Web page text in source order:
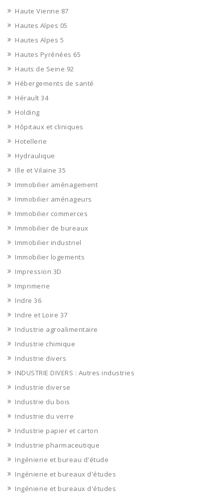
Haute Vienne 87
Hautes Alpes 05
Hautes Alpes 5
Hautes Pyrénées 65
Hauts de Seine 92
Hébergements de santé
Hérault 34
Holding
Hôpitaux et cliniques
Hotellerie
Hydraulique
Ille et Vilaine 35
Immobilier aménagement
Immobilier aménageurs
Immobilier commerces
Immobilier de bureaux
Immobilier industriel
Immobilier logements
Impression 3D
Imprimerie
Indre 36
Indre et Loire 37
Industrie agroalimentaire
Industrie chimique
Industrie divers
INDUSTRIE DIVERS : Autres industries
Industrie diverse
Industrie du bois
Industrie du verre
Industrie papier et carton
Industrie pharmaceutique
Ingénierie et bureau d'étude
Ingénierie et bureaux d'études
Ingénierie et bureaux d'études